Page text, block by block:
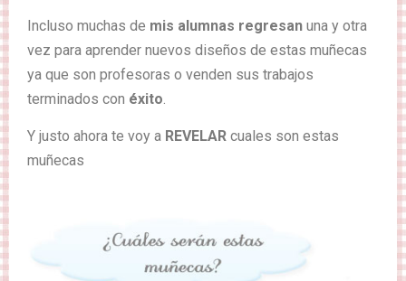
Incluso muchas de mis alumnas regresan una y otra
vez para aprender nuevos diseños de estas muñecas
ya que son profesoras o venden sus trabajos
terminados con éxito
Y justo ahora te voy a REVELAR cuales son estas
muñecas